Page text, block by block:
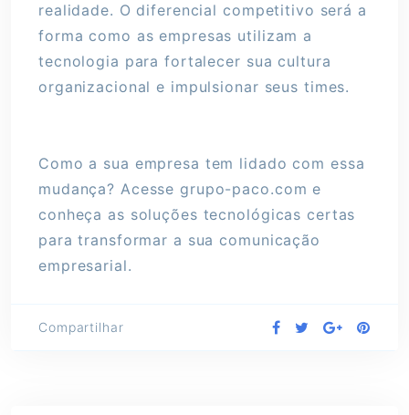
realidade. O diferencial competitivo será a
forma como as empresas utilizam a
tecnologia para fortalecer sua cultura
organizacional e impulsionar seus times.
Como a sua empresa tem lidado com essa
mudança? Acesse grupo-paco.com e
conheça as soluções tecnológicas certas
para transformar a sua comunicação
empresarial.
Compartilhar